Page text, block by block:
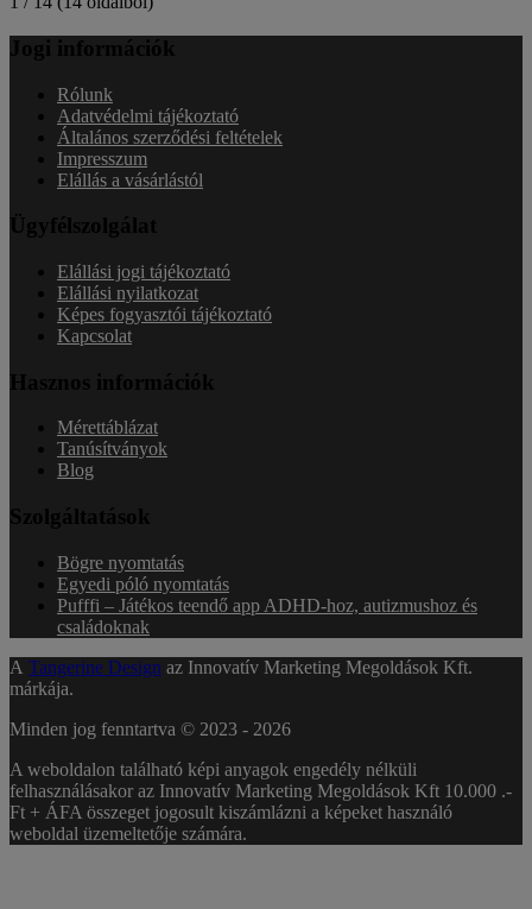
Jogi információk
Rólunk
Adatvédelmi tájékoztató
Általános szerződési feltételek
Impresszum
Elállás a vásárlástól
Ügyfélszolgálat
Elállási jogi tájékoztató
Elállási nyilatkozat
Képes fogyasztói tájékoztató
Kapcsolat
Hasznos információk
Mérettáblázat
Tanúsítványok
Blog
Szolgáltatások
Bögre nyomtatás
Egyedi póló nyomtatás
Pufffi – Játékos teendő app ADHD-hoz, autizmushoz és
családoknak
A Tangerine Design az Innovatív Marketing Megoldások Kft.
márkája.
Minden jog fenntartva © 2023 - 2026
A weboldalon található képi anyagok engedély nélküli
felhasználásakor az Innovatív Marketing Megoldások Kft 10.000 .-
Ft + ÁFA összeget jogosult kiszámlázni a képeket használó
weboldal üzemeltetője számára.